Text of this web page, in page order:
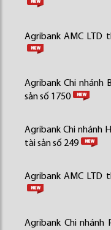
Agribank AMC LTD
Agribank Chi nhánh
sản số 1750
Agribank Chi nhánh
tài sản số 249
Agribank AMC LTD
Agribank Chi